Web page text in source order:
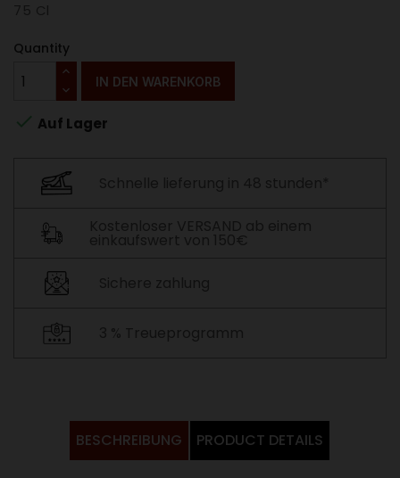
Quantity
IN DEN WARENKORB
 Auf Lager
BESCHREIBUNG PRODUCT DETAILS